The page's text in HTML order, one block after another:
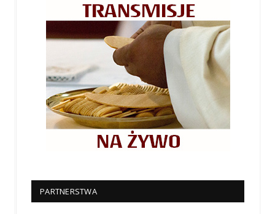
PARTNERSTWA